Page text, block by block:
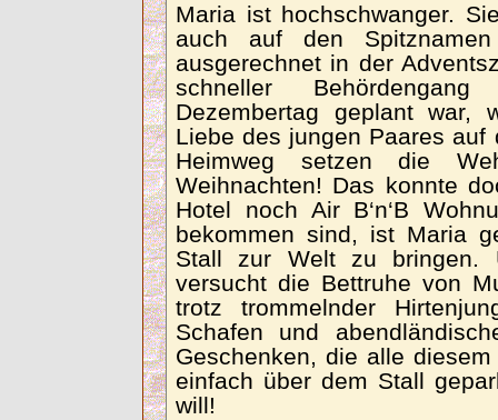
Maria ist hochschwanger.
auch auf den
ausgerechnet in der
schneller
Dezembertag geplant war,
Liebe des jungen Paares
Heimweg setzen die
Weihnachten! Das konnte
Hotel noch Air B‘n‘B
bekommen sind, ist Maria
Stall zur Welt zu bringen.
versucht die Bettruhe von
trotz trommelnder
Schafen und
Geschenken, die alle
einfach über dem Stall
will!